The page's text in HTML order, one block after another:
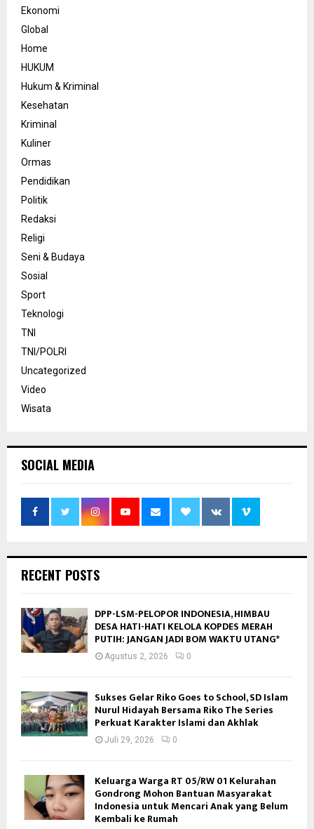
Ekonomi
Global
Home
HUKUM
Hukum & Kriminal
Kesehatan
Kriminal
Kuliner
Ormas
Pendidikan
Politik
Redaksi
Religi
Seni & Budaya
Sosial
Sport
Teknologi
TNI
TNI/POLRI
Uncategorized
Video
Wisata
SOCIAL MEDIA
RECENT POSTS
DPP-LSM-PELOPOR INDONESIA, HIMBAU
DESA HATI-HATI KELOLA KOPDES MERAH
PUTIH: JANGAN JADI BOM WAKTU UTANG*
Agustus 2, 2026 0
Sukses Gelar Riko Goes to School, SD Islam
Nurul Hidayah Bersama Riko The Series
Perkuat Karakter Islami dan Akhlak
Juli 29, 2026 0
Keluarga Warga RT 05/RW 01 Kelurahan
Gondrong Mohon Bantuan Masyarakat
Indonesia untuk Mencari Anak yang Belum
Kembali ke Rumah